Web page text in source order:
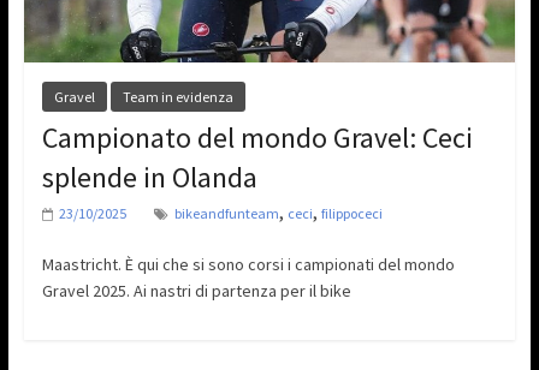
Gravel Team in evidenza
Campionato del mondo Gravel: Ceci
splende in Olanda
23/10/2025 bikeandfunteam, ceci, filippoceci
Maastricht. È qui che si sono corsi i campionati del mondo
Gravel 2025. Ai nastri di partenza per il bike